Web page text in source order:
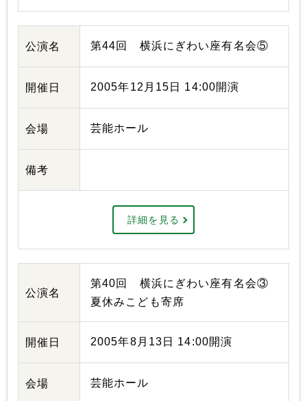
公演名 第44回 横浜にぎわい座有名会⑤
開催日 2005年12月15日 14:00開演
会場 芸能ホール
備考
詳細を見る
公演名
第40回 横浜にぎわい座有名会③
夏休みこども寄席
開催日 2005年8月13日 14:00開演
会場 芸能ホール